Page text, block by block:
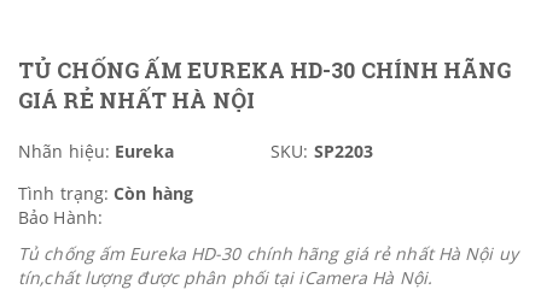
TỦ CHỐNG ẤM EUREKA HD-30 CHÍNH HÃNG
GIÁ RẺ NHẤT HÀ NỘI
Nhãn hiệu: Eureka SKU: SP2203
Tình trạng: Còn hàng
Bảo Hành:
Tủ chống ấm Eureka HD-30 chính hãng giá rẻ nhất Hà Nội uy
tín,chất lượng được phân phối tại iCamera Hà Nội.